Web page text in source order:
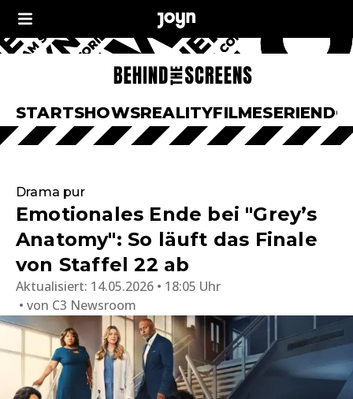
STARTSHOWSREALITYFILMESERIEN
Drama pur
Emotionales Ende bei "Grey’s
Anatomy": So läuft das Finale
von Staffel 22 ab
Aktualisiert: 14.05.2026 • 18:05 Uhr
von C3 Newsroom